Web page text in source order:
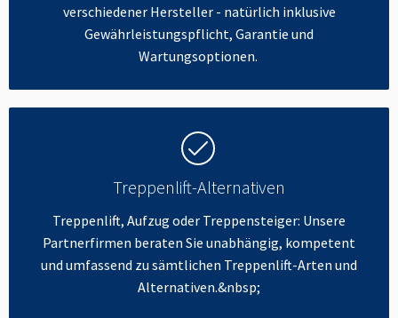
verschiedener Hersteller - natürlich inklusive
Gewährleistungspflicht, Garantie und
Wartungsoptionen.
Treppenlift-Alternativen
Treppenlift, Aufzug oder Treppensteiger: Unsere
Partnerfirmen beraten Sie unabhängig, kompetent
und umfassend zu sämtlichen Treppenlift-Arten und
Alternativen.&nbsp;